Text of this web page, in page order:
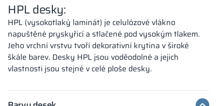
HPL desky:
HPL (vysokotlaký laminát) je celulózové vlákno
napuštěné pryskyřicí a stlačené pod vysokým tlakem.
Jeho vrchní vrstvu tvoří dekorativní krytina v široké
škále barev. Desky HPL jsou voděodolné a jejich
vlastnosti jsou stejné v celé ploše desky.